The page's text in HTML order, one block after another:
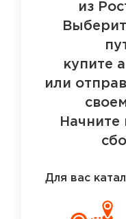
из
купите
или
Начните
Для вас